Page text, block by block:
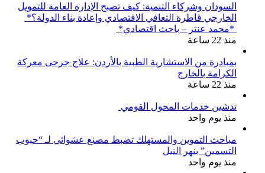
السودان وشركاء التنمية: كيف تصبح الإدارة العامة للتمويل
الخارجي قاطرة التعافي الاقتصادي وإعادة بناء الدولة؟*
*محمد عنتر – باحث اقتصادي*
منذ 22 ساعة
بمبادرة من الاستشارية الطبية بالأردن: علاج جرحى معركة
الكرامة بالخارج
منذ 22 ساعة
تدشين خدمات المحول القومي
منذ يوم واحد
مباحث التموين والمستهلك تضبط مصنع عشوائي لـ “حبوب
التسمين” بنهر النيل
منذ يوم واحد